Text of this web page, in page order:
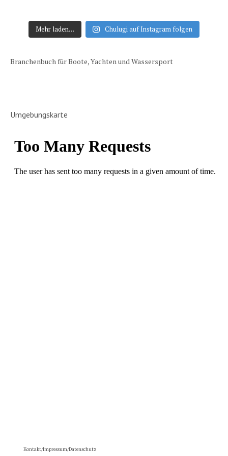
Mehr laden… Chulugi auf Instagram folgen
Branchenbuch für Boote, Yachten und Wassersport
Umgebungskarte
Kontakt/Impressum/Datenschutz